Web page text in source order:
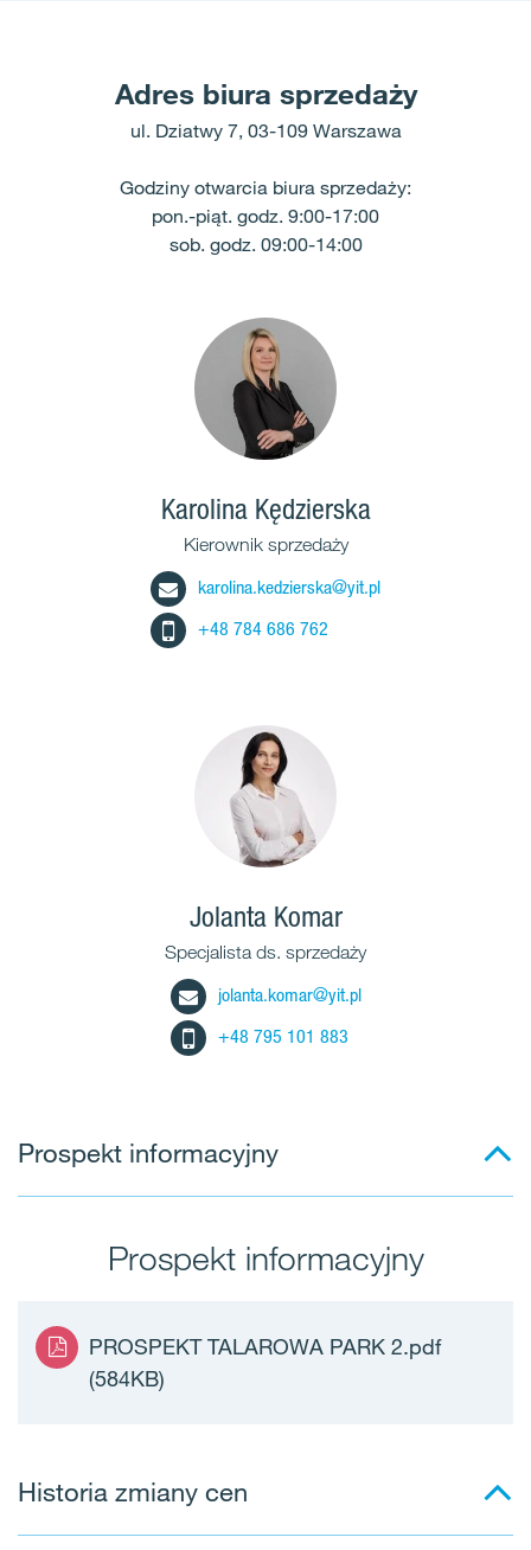
Adres biura sprzedaży
ul. Dziatwy 7, 03-109 Warszawa
Godziny otwarcia biura sprzedaży:
pon.-piąt. godz. 9:00-17:00
sob. godz. 09:00-14:00
Karolina Kędzierska
Kierownik sprzedaży
karolina.kedzierska@yit.pl
+48 784 686 762
Jolanta Komar
Specjalista ds. sprzedaży
jolanta.komar@yit.pl
+48 795 101 883
Prospekt informacyjny
Prospekt informacyjny
PROSPEKT TALAROWA PARK 2.pdf
(584KB)
Historia zmiany cen